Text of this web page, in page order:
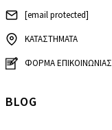
[email protected]
ΚΑΤΑΣΤΗΜΑΤΑ
ΦΟΡΜΑ ΕΠΙΚΟΙΝΩΝΙΑΣ
BLOG